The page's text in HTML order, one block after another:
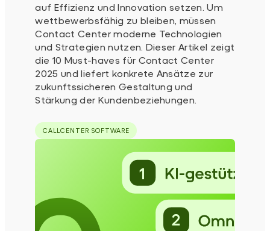
auf Effizienz und Innovation setzen. Um
wettbewerbsfähig zu bleiben, müssen
Contact Center moderne Technologien
und Strategien nutzen. Dieser Artikel zeigt
die 10 Must-haves für Contact Center
2025 und liefert konkrete Ansätze zur
zukunftssicheren Gestaltung und
Stärkung der Kundenbeziehungen.
CALLCENTER SOFTWARE